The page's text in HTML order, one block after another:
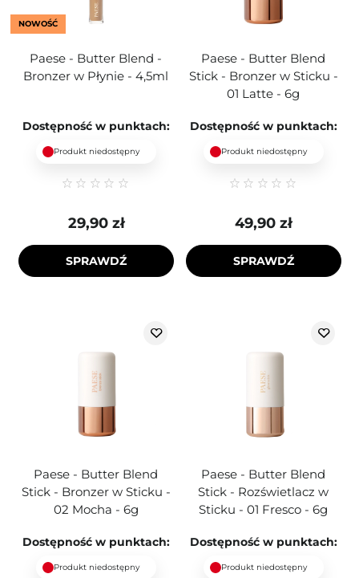
NOWOŚĆ
Paese - Butter Blend -
Bronzer w Płynie - 4,5ml
Dostępność w punktach:
Produkt niedostępny
29,90 zł
SPRAWDŹ
Paese - Butter Blend
Stick - Bronzer w Sticku -
01 Latte - 6g
Dostępność w punktach:
Produkt niedostępny
49,90 zł
SPRAWDŹ
Paese - Butter Blend
Stick - Bronzer w Sticku -
02 Mocha - 6g
Dostępność w punktach:
Produkt niedostępny
Paese - Butter Blend
Stick - Rozświetlacz w
Sticku - 01 Fresco - 6g
Dostępność w punktach:
Produkt niedostępny